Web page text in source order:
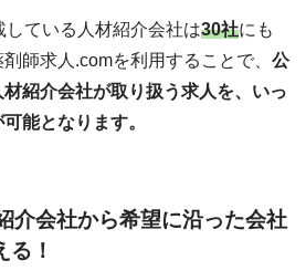
ている人材紹介会社は30社にも
師求人.comを利用することで、 公
紹介会社が取り扱う求人を、いっ
能となります。
介会社から希望に沿った会社
る！